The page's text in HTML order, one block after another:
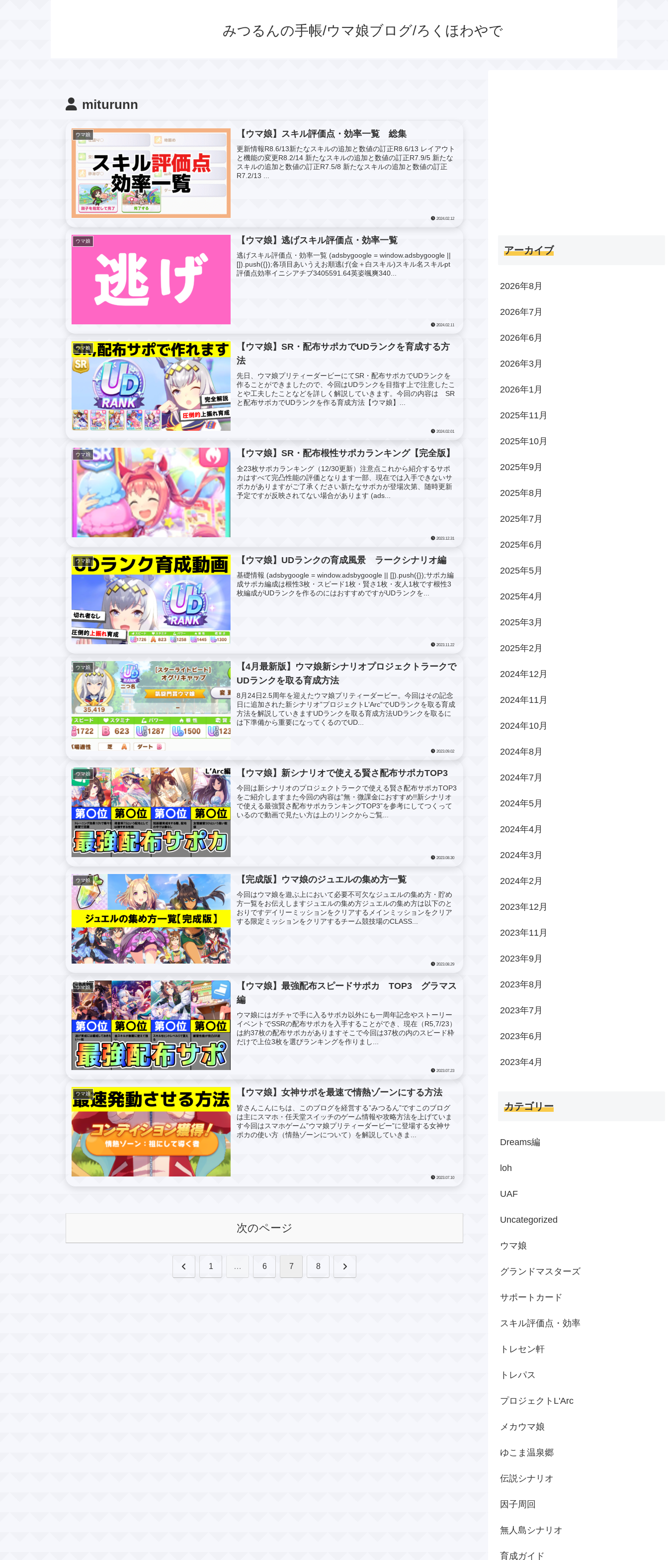
みつるんの手帳/ウマ娘ブログ/ろくほわやで
miturunn
ウマ娘 【ウマ娘】スキル評価点・効率一覧 総集
更新情報R8.6/13新たなスキルの追加と数値の訂正R8.6/13 レイアウト
と機能の変更R8.2/14 新たなスキルの追加と数値の訂正R7.9/5 新たな
スキルの追加と数値の訂正R7.5/8 新たなスキルの追加と数値の訂正
R7.2/13 ...
2024.02.12
ウマ娘 【ウマ娘】逃げスキル評価点・効率一覧
逃げスキル評価点・効率一覧 (adsbygoogle = window.adsbygoogle ||
[]).push({});各項目あいうえお順逃げ(金＋白スキル)スキル名スキルpt
評価点効率イニシアチブ3405591.64英姿颯爽340...
2024.02.11
ウマ娘
【ウマ娘】SR・配布サポカでUDランクを育成する方
法
先日、ウマ娘プリティーダービーにてSR・配布サポカでUDランクを
作ることができましたので、今回はUDランクを目指す上で注意したこ
とや工夫したことなどを詳しく解説していきます。今回の内容は SR
と配布サポカでUDランクを作る育成方法【ウマ娘】...
2024.02.01
ウマ娘 【ウマ娘】SR・配布根性サポカランキング【完全版】
全23枚サポカランキング（12/30更新）注意点これから紹介するサポ
カはすべて完凸性能の評価となります一部、現在では入手できないサ
ポカがありますがご了承ください新たなサポカが登場次第、随時更新
予定ですが反映されてない場合があります (ads...
2023.12.31
ウマ娘 【ウマ娘】UDランクの育成風景 ラークシナリオ編
基礎情報 (adsbygoogle = window.adsbygoogle || []).push({});サポカ編
成サポカ編成は根性3枚・スピード1枚・賢さ1枚・友人1枚です根性3
枚編成がUDランクを作るのにはおすすめですがUDランクを...
2023.11.22
ウマ娘
【4月最新版】ウマ娘新シナリオプロジェクトラークで
UDランクを取る育成方法
8月24日2.5周年を迎えたウマ娘プリティーダービー。今回はその記念
日に追加された新シナリオ”プロジェクトL'Arc”でUDランクを取る育成
方法を解説していきますUDランクを取る育成方法UDランクを取るに
は下準備から重要になってくるのでUD...
2023.09.02
ウマ娘 【ウマ娘】新シナリオで使える賢さ配布サポカTOP3
今回は新シナリオのプロジェクトラークで使える賢さ配布サポカTOP3
をご紹介しますまた今回の内容は”無・微課金におすすめ!!新シナリオ
で使える最強賢さ配布サポカランキングTOP3”を参考にしてつくって
いるので動画で見たい方は上のリンクからご覧...
2023.08.30
ウマ娘 【完成版】ウマ娘のジュエルの集め方一覧
今回はウマ娘を遊ぶ上において必要不可欠なジュエルの集め方・貯め
方一覧をお伝えしますジュエルの集め方ジュエルの集め方は以下のと
おりですデイリーミッションをクリアするメインミッションをクリア
する限定ミッションをクリアするチーム競技場のCLASS...
2023.08.29
ウマ娘
【ウマ娘】最強配布スピードサポカ TOP3 グラマス
編
ウマ娘にはガチャで手に入るサポカ以外にも一周年記念やストーリー
イベントでSSRの配布サポカを入手することができ、現在（R5,7/23）
は約37枚の配布サポカがありますそこで今回は37枚の内のスピード枠
だけで上位3枚を選びランキングを作りまし...
2023.07.23
ウマ娘 【ウマ娘】女神サポを最速で情熱ゾーンにする方法
皆さんこんにちは、このブログを経営する”みつるん”ですこのブログ
は主にスマホ・任天堂スイッチのゲーム情報や攻略方法を上げていま
す今回はスマホゲーム”ウマ娘プリティーダービー”に登場する女神サ
ポカの使い方（情熱ゾーンについて）を解説していきま...
2023.07.10
次のページ
前 1 … 6 7 8 次
アーカイブ
2026年8月
2026年7月
2026年6月
2026年3月
2026年1月
2025年11月
2025年10月
2025年9月
2025年8月
2025年7月
2025年6月
2025年5月
2025年4月
2025年3月
2025年2月
2024年12月
2024年11月
2024年10月
2024年8月
2024年7月
2024年5月
2024年4月
2024年3月
2024年2月
2023年12月
2023年11月
2023年9月
2023年8月
2023年7月
2023年6月
2023年4月
カテゴリー
Dreams編
loh
UAF
Uncategorized
ウマ娘
グランドマスターズ
サポートカード
スキル評価点・効率
トレセン軒
トレパス
プロジェクトL'Arc
メカウマ娘
ゆこま温泉郷
伝説シナリオ
因子周回
無人島シナリオ
育成ガイド